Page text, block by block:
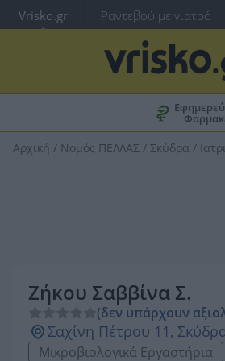
Vrisko.gr Ραντεβού με γιατρό
Αρχική / Νομός ΠΕΛΛΑΣ / Σκύδρα /
Ζήκου Σαββίνα Σ.
(δεν υπάρχουν
Σαχίνη Πέτρου 11,
Μικροβιολογικά Εργαστήρια